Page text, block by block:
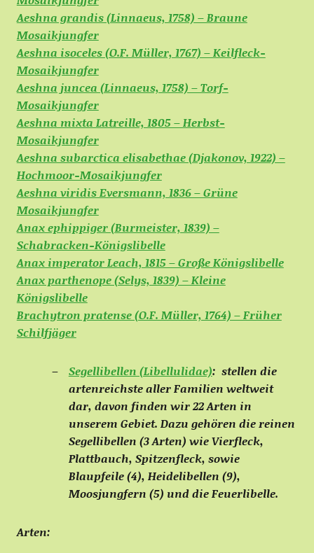
Aeshna grandis (Linnaeus, 1758) – Braune
Mosaikjungfer
Aeshna isoceles (O.F. Müller, 1767) – Keilfleck-
Mosaikjungfer
Aeshna juncea (Linnaeus, 1758) – Torf-
Mosaikjungfer
Aeshna mixta Latreille, 1805 – Herbst-
Mosaikjungfer
Aeshna subarctica elisabethae (Djakonov, 1922) –
Hochmoor-Mosaikjungfer
Aeshna viridis Eversmann, 1836 – Grüne
Mosaikjungfer
Anax ephippiger (Burmeister, 1839) –
Schabracken-Königslibelle
Anax imperator Leach, 1815 – Große Königslibelle
Anax parthenope (Selys, 1839) – Kleine
Königslibelle
Brachytron pratense (O.F. Müller, 1764) – Früher
Schilfjäger
Segellibellen (Libellulidae): stellen die
artenreichste aller Familien weltweit
dar, davon finden wir 22 Arten in
unserem Gebiet. Dazu gehören die reinen
Segellibellen (3 Arten) wie Vierfleck,
Plattbauch, Spitzenfleck, sowie
Blaupfeile (4), Heidelibellen (9),
Moosjungfern (5) und die Feuerlibelle.
Arten: